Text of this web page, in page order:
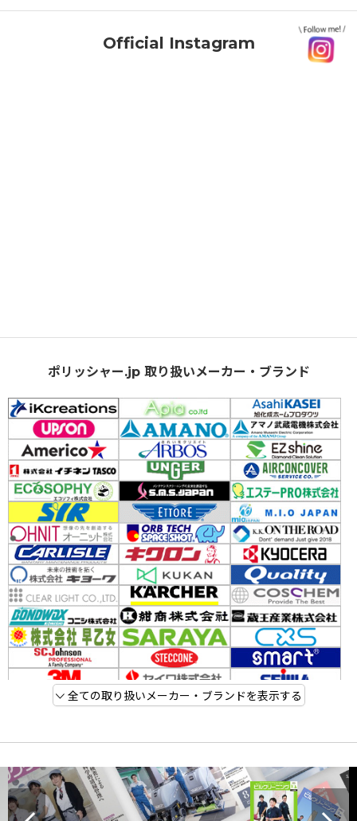
Official Instagram
ポリッシャー.jp 取り扱いメーカー・ブランド
全ての取り扱いメーカー・ブランドを表示する